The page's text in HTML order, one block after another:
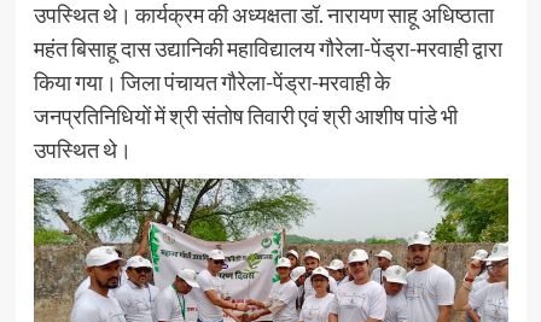
उपस्थित थे। कार्यक्रम की अध्यक्षता डॉ. नारायण साहू अधिष्ठाता
महंत बिसाहू दास उद्यानिकी महाविद्यालय गौरेला-पेंड्रा-मरवाही द्वारा
किया गया। जिला पंचायत गौरेला-पेंड्रा-मरवाही के
जनप्रतिनिधियों में श्री संतोष तिवारी एवं श्री आशीष पांडे भी
उपस्थित थे।